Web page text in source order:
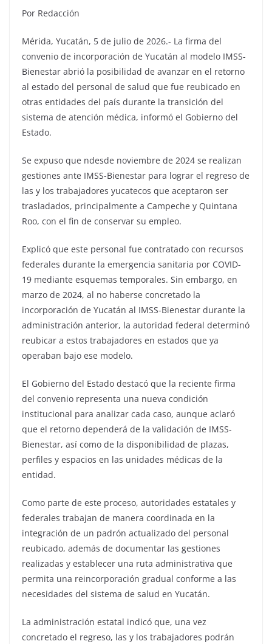
Por Redacción
Mérida, Yucatán, 5 de julio de 2026.- La firma del
convenio de incorporación de Yucatán al modelo IMSS-
Bienestar abrió la posibilidad de avanzar en el retorno
al estado del personal de salud que fue reubicado en
otras entidades del país durante la transición del
sistema de atención médica, informó el Gobierno del
Estado.
Se expuso que ndesde noviembre de 2024 se realizan
gestiones ante IMSS-Bienestar para lograr el regreso de
las y los trabajadores yucatecos que aceptaron ser
trasladados, principalmente a Campeche y Quintana
Roo, con el fin de conservar su empleo.
Explicó que este personal fue contratado con recursos
federales durante la emergencia sanitaria por COVID-
19 mediante esquemas temporales. Sin embargo, en
marzo de 2024, al no haberse concretado la
incorporación de Yucatán al IMSS-Bienestar durante la
administración anterior, la autoridad federal determinó
reubicar a estos trabajadores en estados que ya
operaban bajo ese modelo.
El Gobierno del Estado destacó que la reciente firma
del convenio representa una nueva condición
institucional para analizar cada caso, aunque aclaró
que el retorno dependerá de la validación de IMSS-
Bienestar, así como de la disponibilidad de plazas,
perfiles y espacios en las unidades médicas de la
entidad.
Como parte de este proceso, autoridades estatales y
federales trabajan de manera coordinada en la
integración de un padrón actualizado del personal
reubicado, además de documentar las gestiones
realizadas y establecer una ruta administrativa que
permita una reincorporación gradual conforme a las
necesidades del sistema de salud en Yucatán.
La administración estatal indicó que, una vez
concretado el regreso, las y los trabajadores podrán